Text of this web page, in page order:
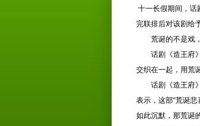
十一长假期间，话
完联排后对该剧给
荒诞的不是戏
话剧《造王府》
交织在一起，用荒
话剧《造王府》
表示，这部“荒诞
如此沉默，那荒诞